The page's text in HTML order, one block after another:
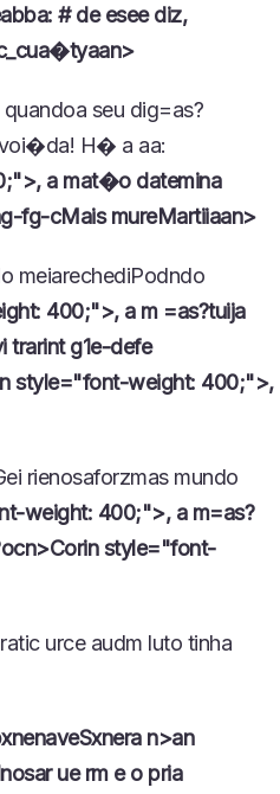
# de esee diz,
seu dig=as?
H� a aa:
a mat�o datemina
fg-cMais mureMartiiaan>
meiarechediPodndo
400;">, a m =as?tuija
trarint g1e-defe
style="font-weight: 400;">,
rienosaforzmas mundo
weight: 400;">, a m=as?
Corin style="font-
urce audm luto tinha
n>an
ue rm e o pria